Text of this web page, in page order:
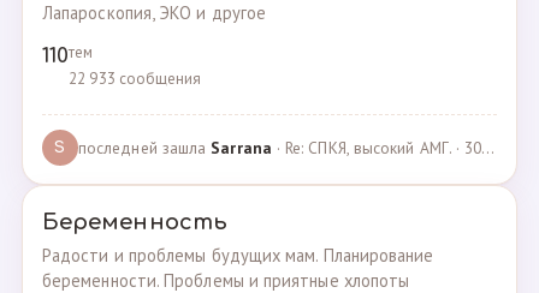
Лапароскопия, ЭКО и другое
110тем
22 933 сообщения
S последней зашла Sarrana · Re: СПКЯ, высокий АМГ. · 30.04.2025
Беременность
Радости и проблемы будущих мам. Планирование
беременности. Проблемы и приятные хлопоты